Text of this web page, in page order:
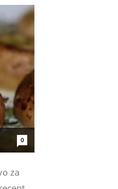
0
za